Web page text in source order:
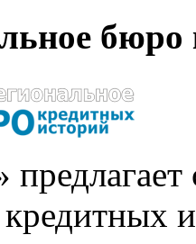
бюро